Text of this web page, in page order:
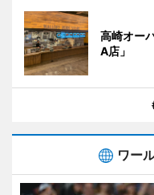
高崎オー
A店」
ワー